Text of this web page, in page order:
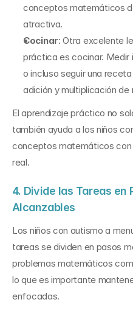
conceptos matemáticos
atractiva.
Cocinar: Otra excelente
práctica es cocinar. Medir
o incluso seguir una
adición y multiplicación
El aprendizaje práctico no
también ayuda a los niños
conceptos matemáticos con
real.
4. Divide las Tareas en
Alcanzables
Los niños con autismo a
tareas se dividen en pasos
problemas matemáticos
lo que es importante
enfocadas.